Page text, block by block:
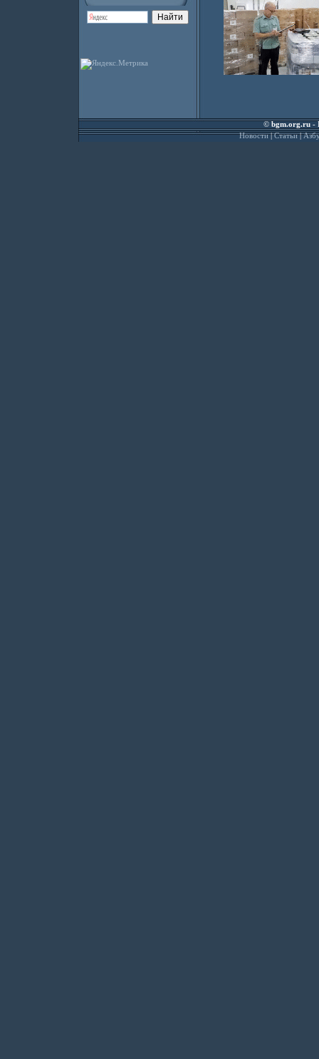
©bgm.org.ru-
Новости|Статьи|